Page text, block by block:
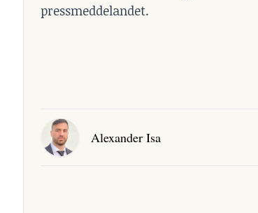
pressmeddelandet.
Alexander Isa